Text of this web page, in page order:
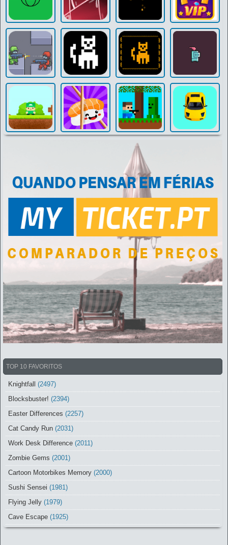
TOP 10 FAVORITOS
Knightfall (2497)
Blocksbuster! (2394)
Easter Differences (2257)
Cat Candy Run (2031)
Work Desk Difference (2011)
Zombie Gems (2001)
Cartoon Motorbikes Memory (2000)
Sushi Sensei (1981)
Flying Jelly (1979)
Cave Escape (1925)